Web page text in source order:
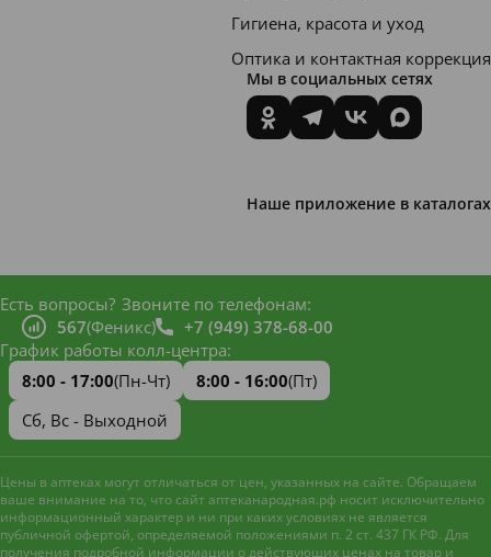
Гигиена, красота и уход
Оптика и контактная коррекция
Мы в социальных сетях
Наше приложение в каталогах
Есть вопросы? Звоните по телефонам:
567(Феникс)
+7 (949) 378-68-00
График работы колл-центра:
8:00 - 17:00(Пн-Чт) 8:00 - 16:00(Пт)
Сб, Вс - Выходной
Цены в аптеках могут отличаться от цен, указанных на сайте. Обращаем
ваше внимание на то, что сайт аптеканародная.рф носит исключительно
информационный характер и ни при каких условиях не является
публичной офертой, определяемой положениями п. 2 ст. 437 ГК РФ. Для
получения подробной информации о действующих ценах на товар и